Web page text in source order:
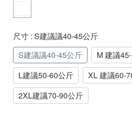
尺寸 : S建議議40-45公斤
S建議議40-45公斤
M 建議
L建議50-60公斤
XL 建議60-
2XL建議70-90公斤